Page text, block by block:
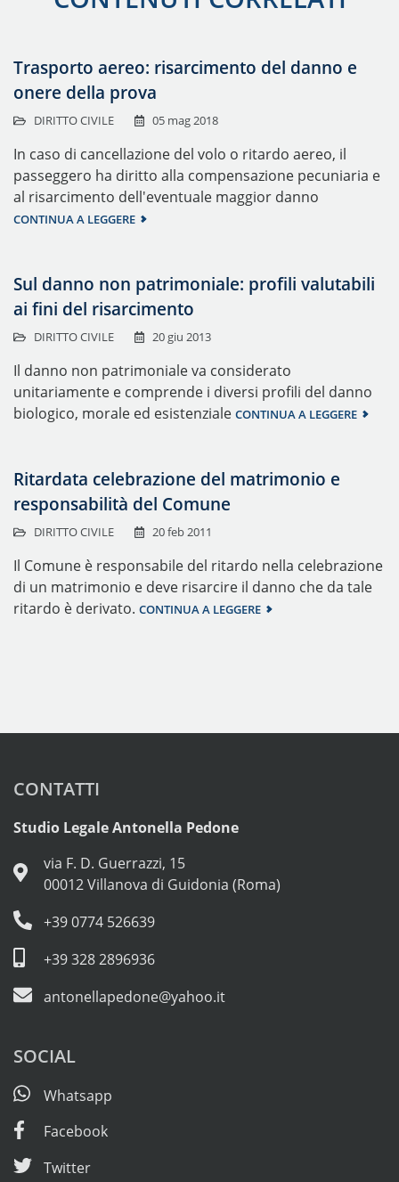
Trasporto aereo: risarcimento del danno e
onere della prova
DIRITTO CIVILE 05 mag 2018
In caso di cancellazione del volo o ritardo aereo, il
passeggero ha diritto alla compensazione pecuniaria e
al risarcimento dell'eventuale maggior danno
CONTINUA A LEGGERE
Sul danno non patrimoniale: profili valutabili
ai fini del risarcimento
DIRITTO CIVILE 20 giu 2013
Il danno non patrimoniale va considerato
unitariamente e comprende i diversi profili del danno
biologico, morale ed esistenziale CONTINUA A LEGGERE
Ritardata celebrazione del matrimonio e
responsabilità del Comune
DIRITTO CIVILE 20 feb 2011
Il Comune è responsabile del ritardo nella celebrazione
di un matrimonio e deve risarcire il danno che da tale
ritardo è derivato. CONTINUA A LEGGERE
CONTATTI
Studio Legale Antonella Pedone
via F. D. Guerrazzi, 15
00012 Villanova di Guidonia (Roma)
+39 0774 526639
+39 328 2896936
antonellapedone@yahoo.it
SOCIAL
Whatsapp
Facebook
Twitter